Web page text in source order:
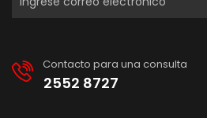
Contacto para una consulta
2552 8727